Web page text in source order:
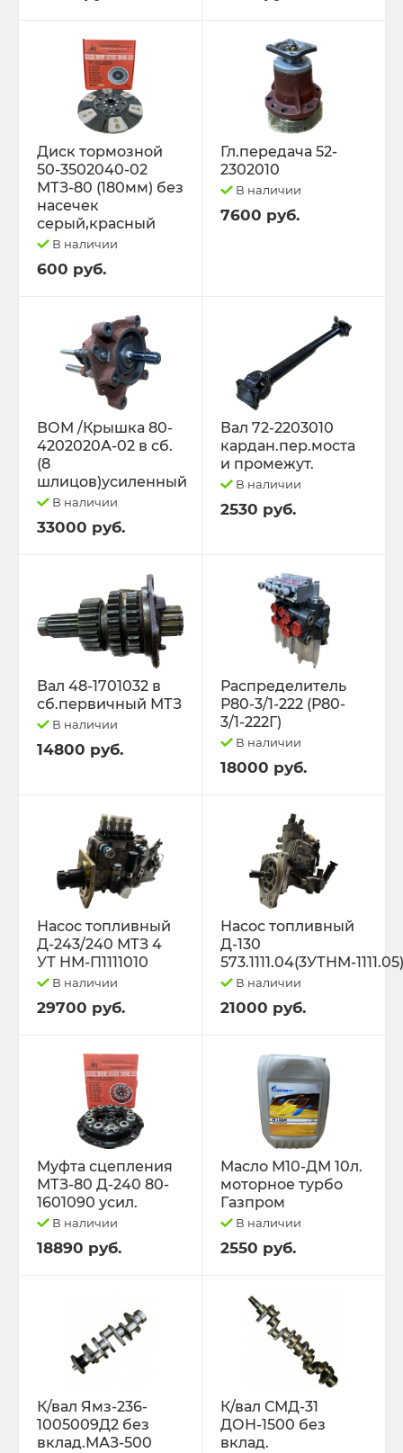
Диск тормозной
50-3502040-02
МТЗ-80 (180мм) без
насечек
серый,красный
В наличии
600 руб.
Гл.передача 52-
2302010
В наличии
7600 руб.
ВОМ /Крышка 80-
4202020А-02 в сб.
(8
шлицов)усиленный
В наличии
33000 руб.
Вал 72-2203010
кардан.пер.моста
и промежут.
В наличии
2530 руб.
Вал 48-1701032 в
сб.первичный МТЗ
В наличии
14800 руб.
Распределитель
Р80-3/1-222 (Р80-
3/1-222Г)
В наличии
18000 руб.
Насос топливный
Д-243/240 МТЗ 4
УТ НМ-П1111010
В наличии
29700 руб.
Насос топливный
Д-130
573.1111.04(3УТНМ-1111.05)
В наличии
21000 руб.
Муфта сцепления
МТЗ-80 Д-240 80-
1601090 усил.
В наличии
18890 руб.
Масло М10-ДМ 10л.
моторное турбо
Газпром
В наличии
2550 руб.
К/вал Ямз-236-
1005009Д2 без
вклад.МАЗ-500
К/вал СМД-31
ДОН-1500 без
вклад.